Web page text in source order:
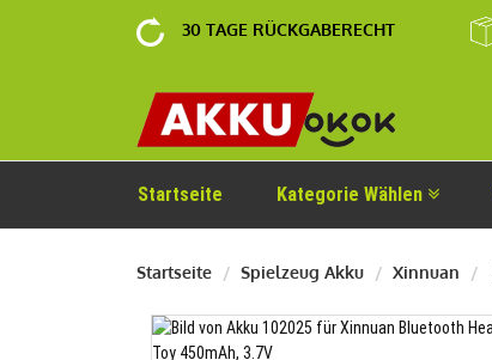
30 TAGE RÜCKGABERECHT
Startseite Kategorie Wählen
Startseite Spielzeug Akku Xinnuan